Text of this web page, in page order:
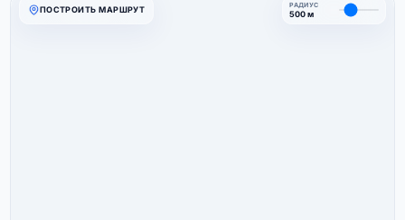
ПОСТРОИТЬ МАРШРУТ РАДИУС
500 м